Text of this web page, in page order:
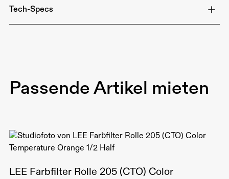
Tech-Specs
⁠Größe: 1,22 Meter x 7,62 Meter
⁠Anwendung: Leichte Abkühlung des Lichts ohne
Passende Artikel mieten
LEE Farbfilter Rolle 205 (CTO) Color